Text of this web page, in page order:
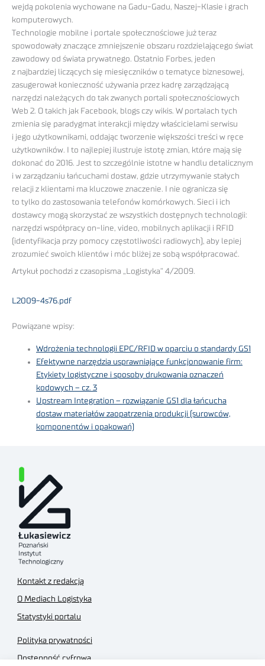
wejdą pokolenia wychowane na Gadu-Gadu, Naszej-Klasie i grach
komputerowych.
Technologie mobilne i portale społecznościowe już teraz
spowodowały znaczące zmniejszenie obszaru rozdzielającego świat
zawodowy od świata prywatnego. Ostatnio Forbes, jeden
z najbardziej liczących się miesięczników o tematyce biznesowej,
zasugerował konieczność używania przez kadrę zarządzającą
narzędzi należących do tak zwanych portali społecznościowych
Web 2. O takich jak Facebook, blogs czy wikis. W portalach tych
zmienia się paradygmat interakcji między właścicielami serwisu
i jego użytkownikami, oddając tworzenie większości treści w ręce
użytkowników. I to najlepiej ilustruje istotę zmian, które mają się
dokonać do 2016. Jest to szczególnie istotne w handlu detalicznym
i w zarządzaniu łańcuchami dostaw, gdzie utrzymywanie stałych
relacji z klientami ma kluczowe znaczenie. I nie ogranicza się
to tylko do zastosowania telefonów komórkowych. Sieci i ich
dostawcy mogą skorzystać ze wszystkich dostępnych technologii:
narzędzi współpracy on-line, video, mobilnych aplikacji i RFID
(identyfikacja przy pomocy częstotliwości radiowych), aby lepiej
zrozumieć swoich klientów i móc bliżej ze sobą współpracować.
Artykuł pochodzi z czasopisma „Logistyka” 4/2009.
L2009-4s76.pdf
Powiązane wpisy:
Wdrożenia technologii EPC/RFID w oparciu o standardy GS1
Efektywne narzędzia usprawniające funkcjonowanie firm:
Etykiety logistyczne i sposoby drukowania oznaczeń
kodowych – cz. 3
Upstream Integration – rozwiązanie GS1 dla łańcucha
dostaw materiałów zaopatrzenia produkcji (surowców,
komponentów i opakowań)
Kontakt z redakcją
O Mediach Logistyka
Statystyki portalu
Polityka prywatności
Dostępność cyfrowa